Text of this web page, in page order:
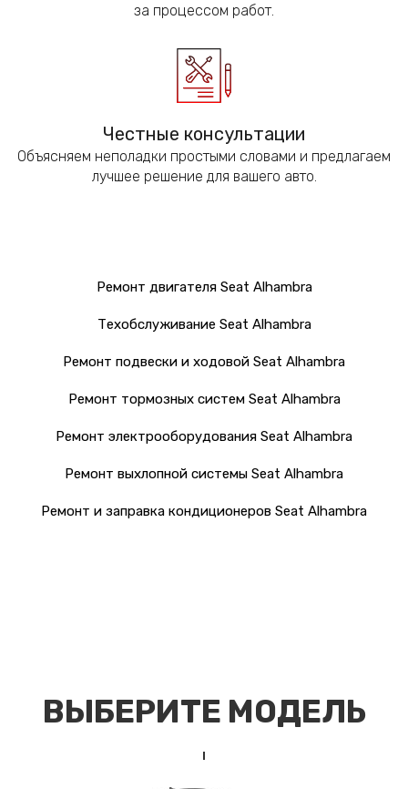
за процессом работ.
Честные консультации
Объясняем неполадки простыми словами и предлагаем
лучшее решение для вашего авто.
Ремонт двигателя Seat Alhambra
Техобслуживание Seat Alhambra
Ремонт подвески и ходовой Seat Alhambra
Ремонт тормозных систем Seat Alhambra
Ремонт электрооборудования Seat Alhambra
Ремонт выхлопной системы Seat Alhambra
Ремонт и заправка кондиционеров Seat Alhambra
ВЫБЕРИТЕ МОДЕЛЬ